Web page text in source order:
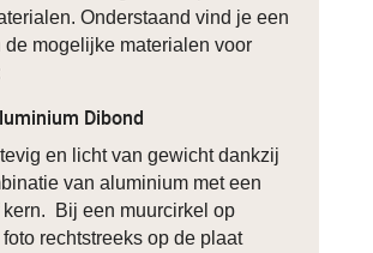
Onderstaand vind je een
de mogelijke materialen voor
Dibond
en licht van gewicht dankzij
van aluminium met een
kern. Bij een muurcirkel op
rechtstreeks op de plaat